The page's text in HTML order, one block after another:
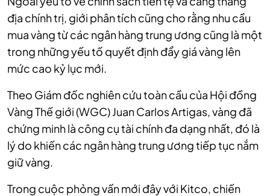
địa chính trị, giới phân tích cũng cho rằng nhu cầu
mua vàng từ các ngân hàng trung ương cũng là một
trong những yếu tố quyết định đẩy giá vàng lên
mức cao kỷ lục mới.
Theo Giám đốc nghiên cứu toàn cầu của Hội đồng
Vàng Thế giới (WGC)Juan Carlos Artigas, vàng đã
chứng minh là công cụ tài chính đa dạng nhất, đó là
lý do khiến các ngân hàng trung ương tiếp tục nắm
giữ vàng.
Trong cuộc phỏng vấn mới đây với Kitco, chiến